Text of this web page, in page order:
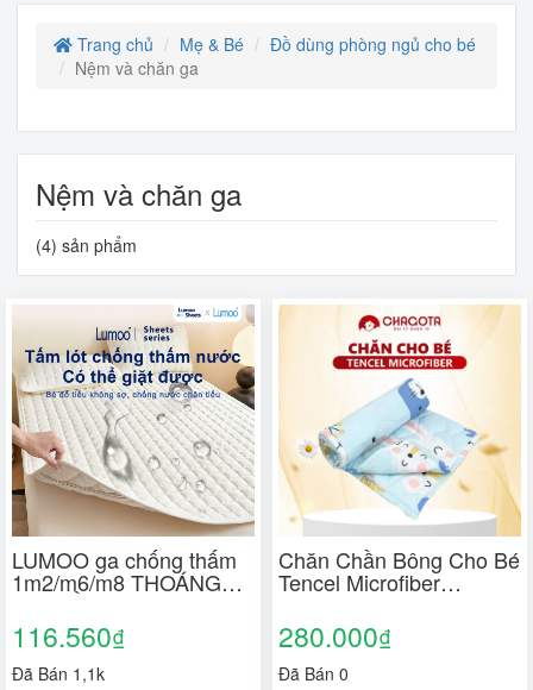
Trang chủ Mẹ & Bé
Đồ dùng phòng ngủ cho bé
Nệm và chăn ga
Nệm và chăn ga
(4) sản phẩm
LUMOO ga chống thấm
1m2/m6/m8 THOÁNG
KHÍ MỀM MẠI Cho bé
Có vỏ gối
116.560₫
Đã Bán 1,1k
Chăn Chần Bông Cho Bé
Tencel Microfiber
Thoáng Mọi Mùa, Công
Năng Vải Thấm Hút Tốt
80x120cm 120x160cm
280.000₫
Đã Bán 0